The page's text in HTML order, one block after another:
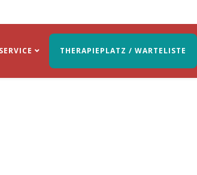
SERVICE THERAPIEPLATZ / WARTELISTE